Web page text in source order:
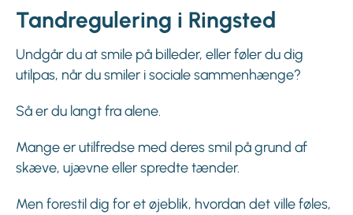
Tandregulering i Ringsted
Undgår du at smile på billeder, eller føler du dig
utilpas, når du smiler i sociale sammenhænge?
Så er du langt fra alene.
Mange er utilfredse med deres smil på grund af
skæve, ujævne eller spredte tænder.
Men forestil dig for et øjeblik, hvordan det ville føles,